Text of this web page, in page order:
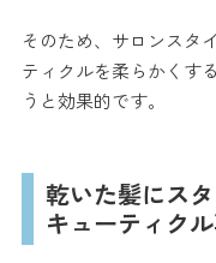
そのため、サロンスタ
ティクルを柔らかくする
うと効果的です。
乾いた髪にス
キューティク